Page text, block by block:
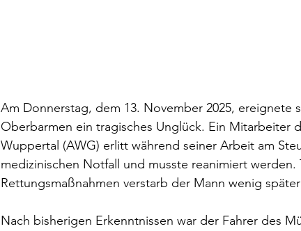
Am Donnerstag, dem 13. November 2025, ereignete
Oberbarmen ein tragisches Unglück. Ein Mitarbeiter
Wuppertal (AWG) erlitt während seiner Arbeit am
medizinischen Notfall und musste reanimiert
Rettungsmaßnahmen verstarb der Mann wenig
Nach bisherigen Erkenntnissen war der Fahrer des